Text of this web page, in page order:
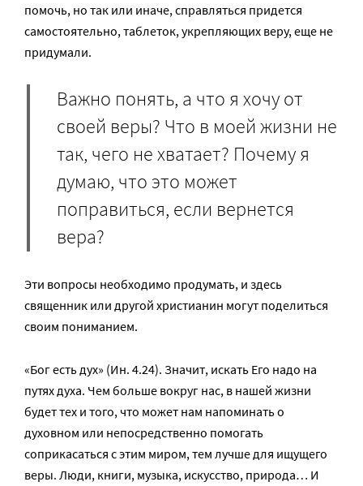
помочь, но так или иначе, справляться придется
самостоятельно, таблеток, укрепляющих веру, еще не
придумали.
Важно понять, а что я хочу от
своей веры? Что в моей жизни не
так, чего не хватает? Почему я
думаю, что это может
поправиться, если вернется
вера?
Эти вопросы необходимо продумать, и здесь
священник или другой христианин могут поделиться
своим пониманием.
«Бог есть дух» (Ин. 4.24). Значит, искать Его надо на
путях духа. Чем больше вокруг нас, в нашей жизни
будет тех и того, что может нам напоминать о
духовном или непосредственно помогать
соприкасаться с этим миром, тем лучше для ищущего
веры. Люди, книги, музыка, искусство, природа… И